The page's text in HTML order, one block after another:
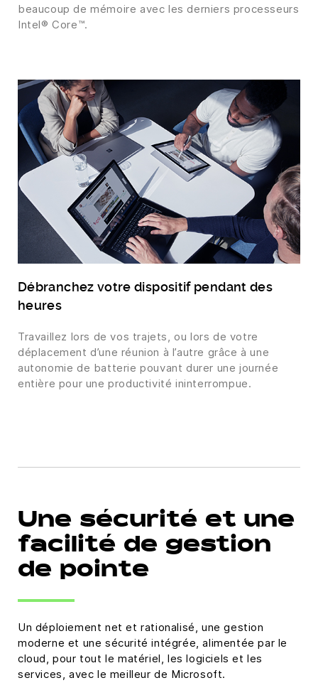
beaucoup de mémoire avec les derniers processeurs
Intel® Core™.
Débranchez votre dispositif pendant des
heures
Travaillez lors de vos trajets, ou lors de votre
déplacement d’une réunion à l’autre grâce à une
autonomie de batterie pouvant durer une journée
entière pour une productivité ininterrompue.
Une sécurité et une
facilité de gestion
de pointe
Un déploiement net et rationalisé, une gestion
moderne et une sécurité intégrée, alimentée par le
cloud, pour tout le matériel, les logiciels et les
services, avec le meilleur de Microsoft.